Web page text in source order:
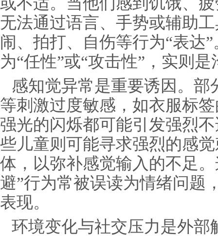
无法通过语言、手势或辅助
闹、拍打、自伤等行为“表达
为“任性”或“攻击性”，实则
感知觉异常是重要诱因。
等刺激过度敏感，如衣服标
强光的闪烁都可能引发强烈
些儿童则可能寻求强烈的感
体，以弥补感觉输入的不足
避”行为常被误读为情绪问题
表现。
环境变化与社交压力是外